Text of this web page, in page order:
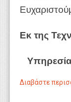
Εκ της
Διαβάστε